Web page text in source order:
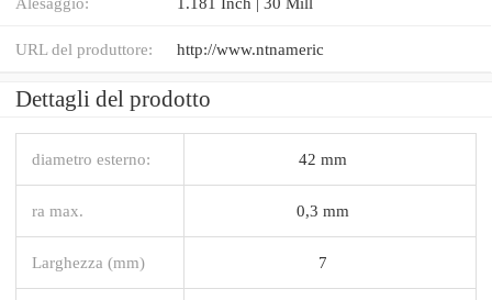
URL del produttore: http://www.ntnameric
Dettagli del prodotto
diametro esterno: 42 mm
ra max. 0,3 mm
Larghezza (mm) 7